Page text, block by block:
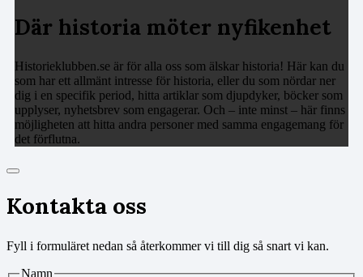
Där historia möter nyfikenhet
Historieklubben.se är för alla oss som älskar historia! Här kan du
som har ett allmänt intresse för historia, eller du som nördar ner
dig i en specifik period, hitta artiklar som djupdyker, böcker som
upplyser, nyhetsbrev som engagerar. Och – inte minst – här finns
möjligheten att hitta andra personer med samma engagemang för
det förflutna.
Kontakta oss
Fyll i formuläret nedan så återkommer vi till dig så snart vi kan.
Namn